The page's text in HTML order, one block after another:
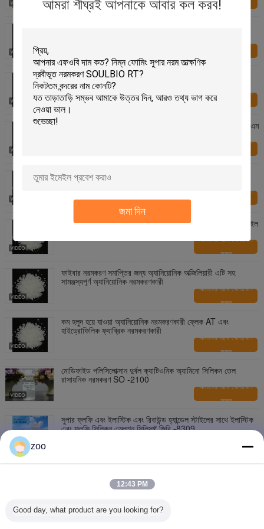
আমরা শীঘ্রই আপনাকে আবার কল করব!
জমা দিন
করুন
আমাদের সাথে যোগাযোগ
লেভেলিং এজেন্ট নননিওনিক সফটনার ফ্লেক, রং এবং সফটনার ওয়েল
আমাদের সাথে যোগাযোগ
দুর্বল ক্যাটিওনিক হাইড্রোফিলিক নননিওনিক সফটনার ফ্লেকস ওয়াক্স এফএম
আমাদের সাথে যোগাযোগ
হাইড্রোফিলিক ফিনিসের জন্য অ্যানিয়োনিক সফটনার ফ্লেক টেক্সটাইল
রাসায়নিক
আমাদের সাথে যোগাযোগ
হালকা হলুদ অ্যানিয়োনিক নরমকরণ ফ্লেক, মিশ্রিত কাপড়ের জন্য টেক্সটাইল
আমাদের সাথে যোগাযোগ
করুন
ফাইবার নরমকরণ সমাপ্তির জন্য অ্যানিয়োনিক অক্জিলিয়ারী এটি সহ
সামঞ্জস্যপূর্ণ অ্যানিয়োনিক নরমকরণকারী
আমাদের সাথে যোগাযোগ
করুন
কম হলুদ হয়ে যাওয়া অ্যানিয়োনিক নরমকরণকারী ফ্লেক AT এবং
হাইড্রোফিলিক ফ্যাব্রিক নরমকরণকারী
আমাদের সাথে যোগাযোগ
করুন
মোডিফাইড পলিসিলোক্সান দুর্বল ক্যাটিওনিক অ্যামিনো সিলিকন তেল
রাসায়নিক নরমকরণ SO -2100
আমাদের সাথে যোগাযোগ
করুন
সুপার ফ্লফি এবং ইলাস্টিক এবং রিবাউন্ড হ্যান্ডেল স্টাইলের সাথে ইলাস্টিক
এবং ফ্লফি সিলিকন এমলশন সিলিসফ্ট জিবি -8309
ঘনত্বের পিচ্ছিল সিলিকন, ভালো মিশ্রণ স্থিতিশীলতা সহ
ব্লক কোপলিমার দুর্বল ক্যাটিওনিক অ্যামিনো ফাংশনাল সিলিকন
zoo
12:43 PM
Good day, what product are you looking for?